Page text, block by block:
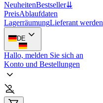
NeuheitenBestseller⇊
PreisAblaufdaten
LagerräumungLieferant werden
DE
Hallo, melden Sie sich an
Konto und Bestellungen